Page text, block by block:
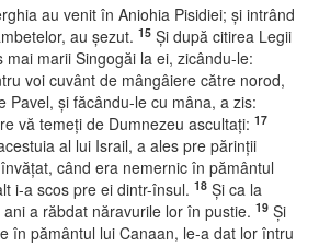
au venit în Aniohia Pisidiei; şi intrând
au şezut. 15 Şi după citirea Legii
marii Singogăi la ei, zicându-le:
voi cuvânt de mângâiere către norod,
Pavel, şi făcându-le cu mâna, a zis:
vă temeţi de Dumnezeu ascultaţi: 17
al lui Israil, a ales pre părinţii
când era nemernic în pământul
i-a scos pre ei dintr-însul. 18 Şi ca la
a răbdat năravurile lor în pustie. 19 Şi
în pământul lui Canaan, le-a dat lor întru